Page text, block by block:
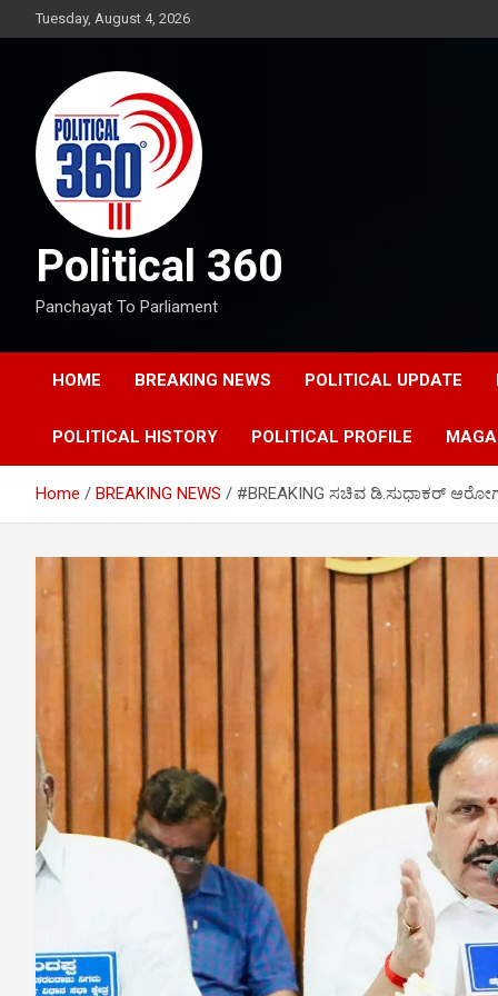
to
Tuesday, August 4, 2026
Political 360
Panchayat To Parliament
HOME BREAKING NEWS POLITICAL UPDATE
POLITICAL HISTORY POLITICAL PROFILE
Home BREAKING NEWS #BREAKING ಸಚಿವ ಡಿ.ಸುಧಾಕರ್